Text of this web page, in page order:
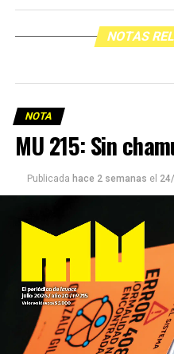
NOTAS
NOTA
MU 215: Sin
Publicada hace 2 semanas el